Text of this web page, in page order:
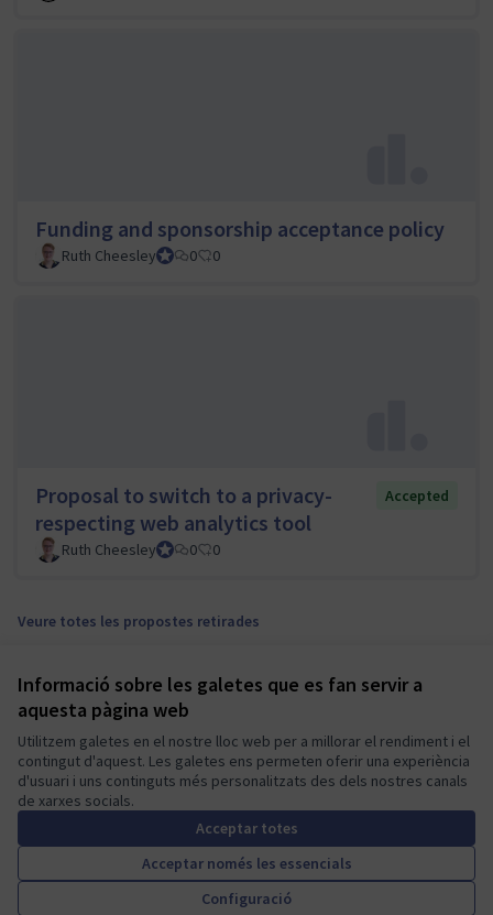
Informació sobre les galetes que es fan servir a
aquesta pàgina web
Utilitzem galetes en el nostre lloc web per a millorar el rendiment i el
contingut d'aquest. Les galetes ens permeten oferir una experiència
d'usuari i uns continguts més personalitzats des dels nostres canals
de xarxes socials.
Acceptar totes
Acceptar només les essencials
Configuració
Funding and sponsorship acceptance policy
Ruth CheesleyMautic Project Lead
0 0
Proposal to switch to a privacy-
respecting web analytics tool
Accepted
Ruth CheesleyMautic Project Lead
0 0
Veure totes les propostes retirades
Termes i condicions d'ús
Configuració de les galetes
Mautic Community Portal a X
(Enllaç extern)
Mautic Community Portal a Facebook
(Enllaç extern)
Mautic Community Portal a Instagram
(Enllaç extern)
Mautic Community Portal a YouTube
(Enllaç extern)
Mautic Community Portal a GitHub
(Enllaç extern)
Català
Sprache wählenChoose languageEscolher idiomaElegir el idioma
programari lliure .
A democratic space for your